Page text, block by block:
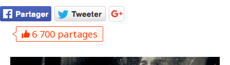
6 700 partages